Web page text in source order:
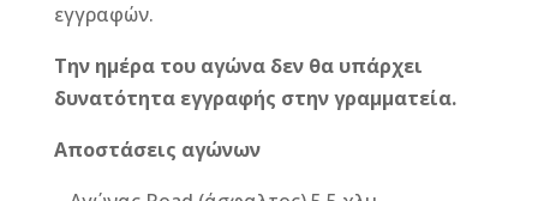
εγγραφών.
Την ημέρα του αγώνα δεν θα υπάρχει
δυνατότητα εγγραφής στην γραμματεία.
Αποστάσεις αγώνων